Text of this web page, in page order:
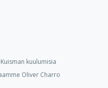
kuulumisia
Oliver Charro